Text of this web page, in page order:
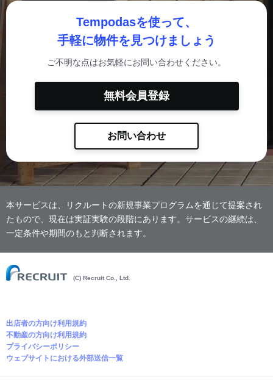
Tempodasを使って、
手軽に物件を見つけましょう
ご不明な点はお気軽にお問い合わせください。
無料会員登録
お問い合わせ
本サービスは、リクルートの新規事業プログラムを通じて提案され
たもので、現在は実証実験の段階にあります。サービスの継続は、
一定条件や期間のもと判断されます。
(C) Recruit Co., Ltd.
出店者の方向け利用規約
不動産の方向け利用規約
プライバシーポリシー
ウェブサイトにおける外部送信一覧